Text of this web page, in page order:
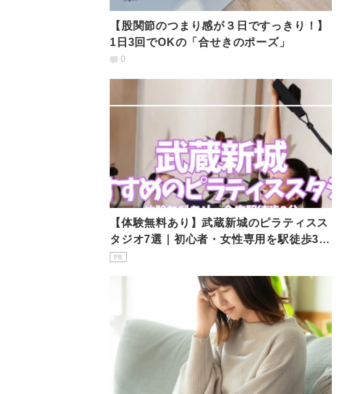
【股関節のつまり感が３日ですっきり！】
1日3回でOKの「合せきのポーズ」
0
【体験無料あり】武蔵新城のピラティスス
タジオ7選｜初心者・女性専用を駅徒歩3分
で比較
PR